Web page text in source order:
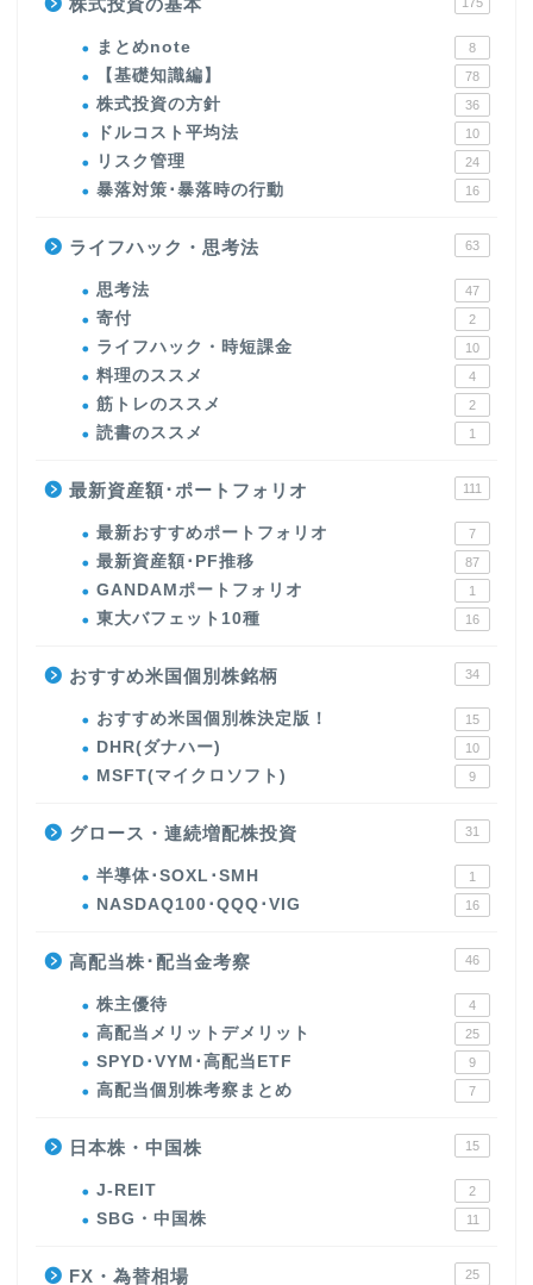
株式投資の基本
まとめnote 8
【基礎知識編】 78
株式投資の方針 36
ドルコスト平均法 10
リスク管理 24
暴落対策･暴落時の行動 16
ライフハック・思考法 63
思考法 47
寄付 2
ライフハック・時短課金 10
料理のススメ 4
筋トレのススメ 2
読書のススメ 1
最新資産額･ポートフォリオ 111
最新おすすめポートフォリオ 7
最新資産額･PF推移 87
GANDAMポートフォリオ 1
東大バフェット10種 16
おすすめ米国個別株銘柄 34
おすすめ米国個別株決定版！ 15
DHR(ダナハー) 10
MSFT(マイクロソフト) 9
グロース・連続増配株投資 31
半導体･SOXL･SMH 1
NASDAQ100･QQQ･VIG 16
高配当株･配当金考察 46
株主優待 4
高配当メリットデメリット 25
SPYD･VYM･高配当ETF 9
高配当個別株考察まとめ 7
日本株・中国株 15
J-REIT 2
SBG・中国株 11
FX・為替相場 25